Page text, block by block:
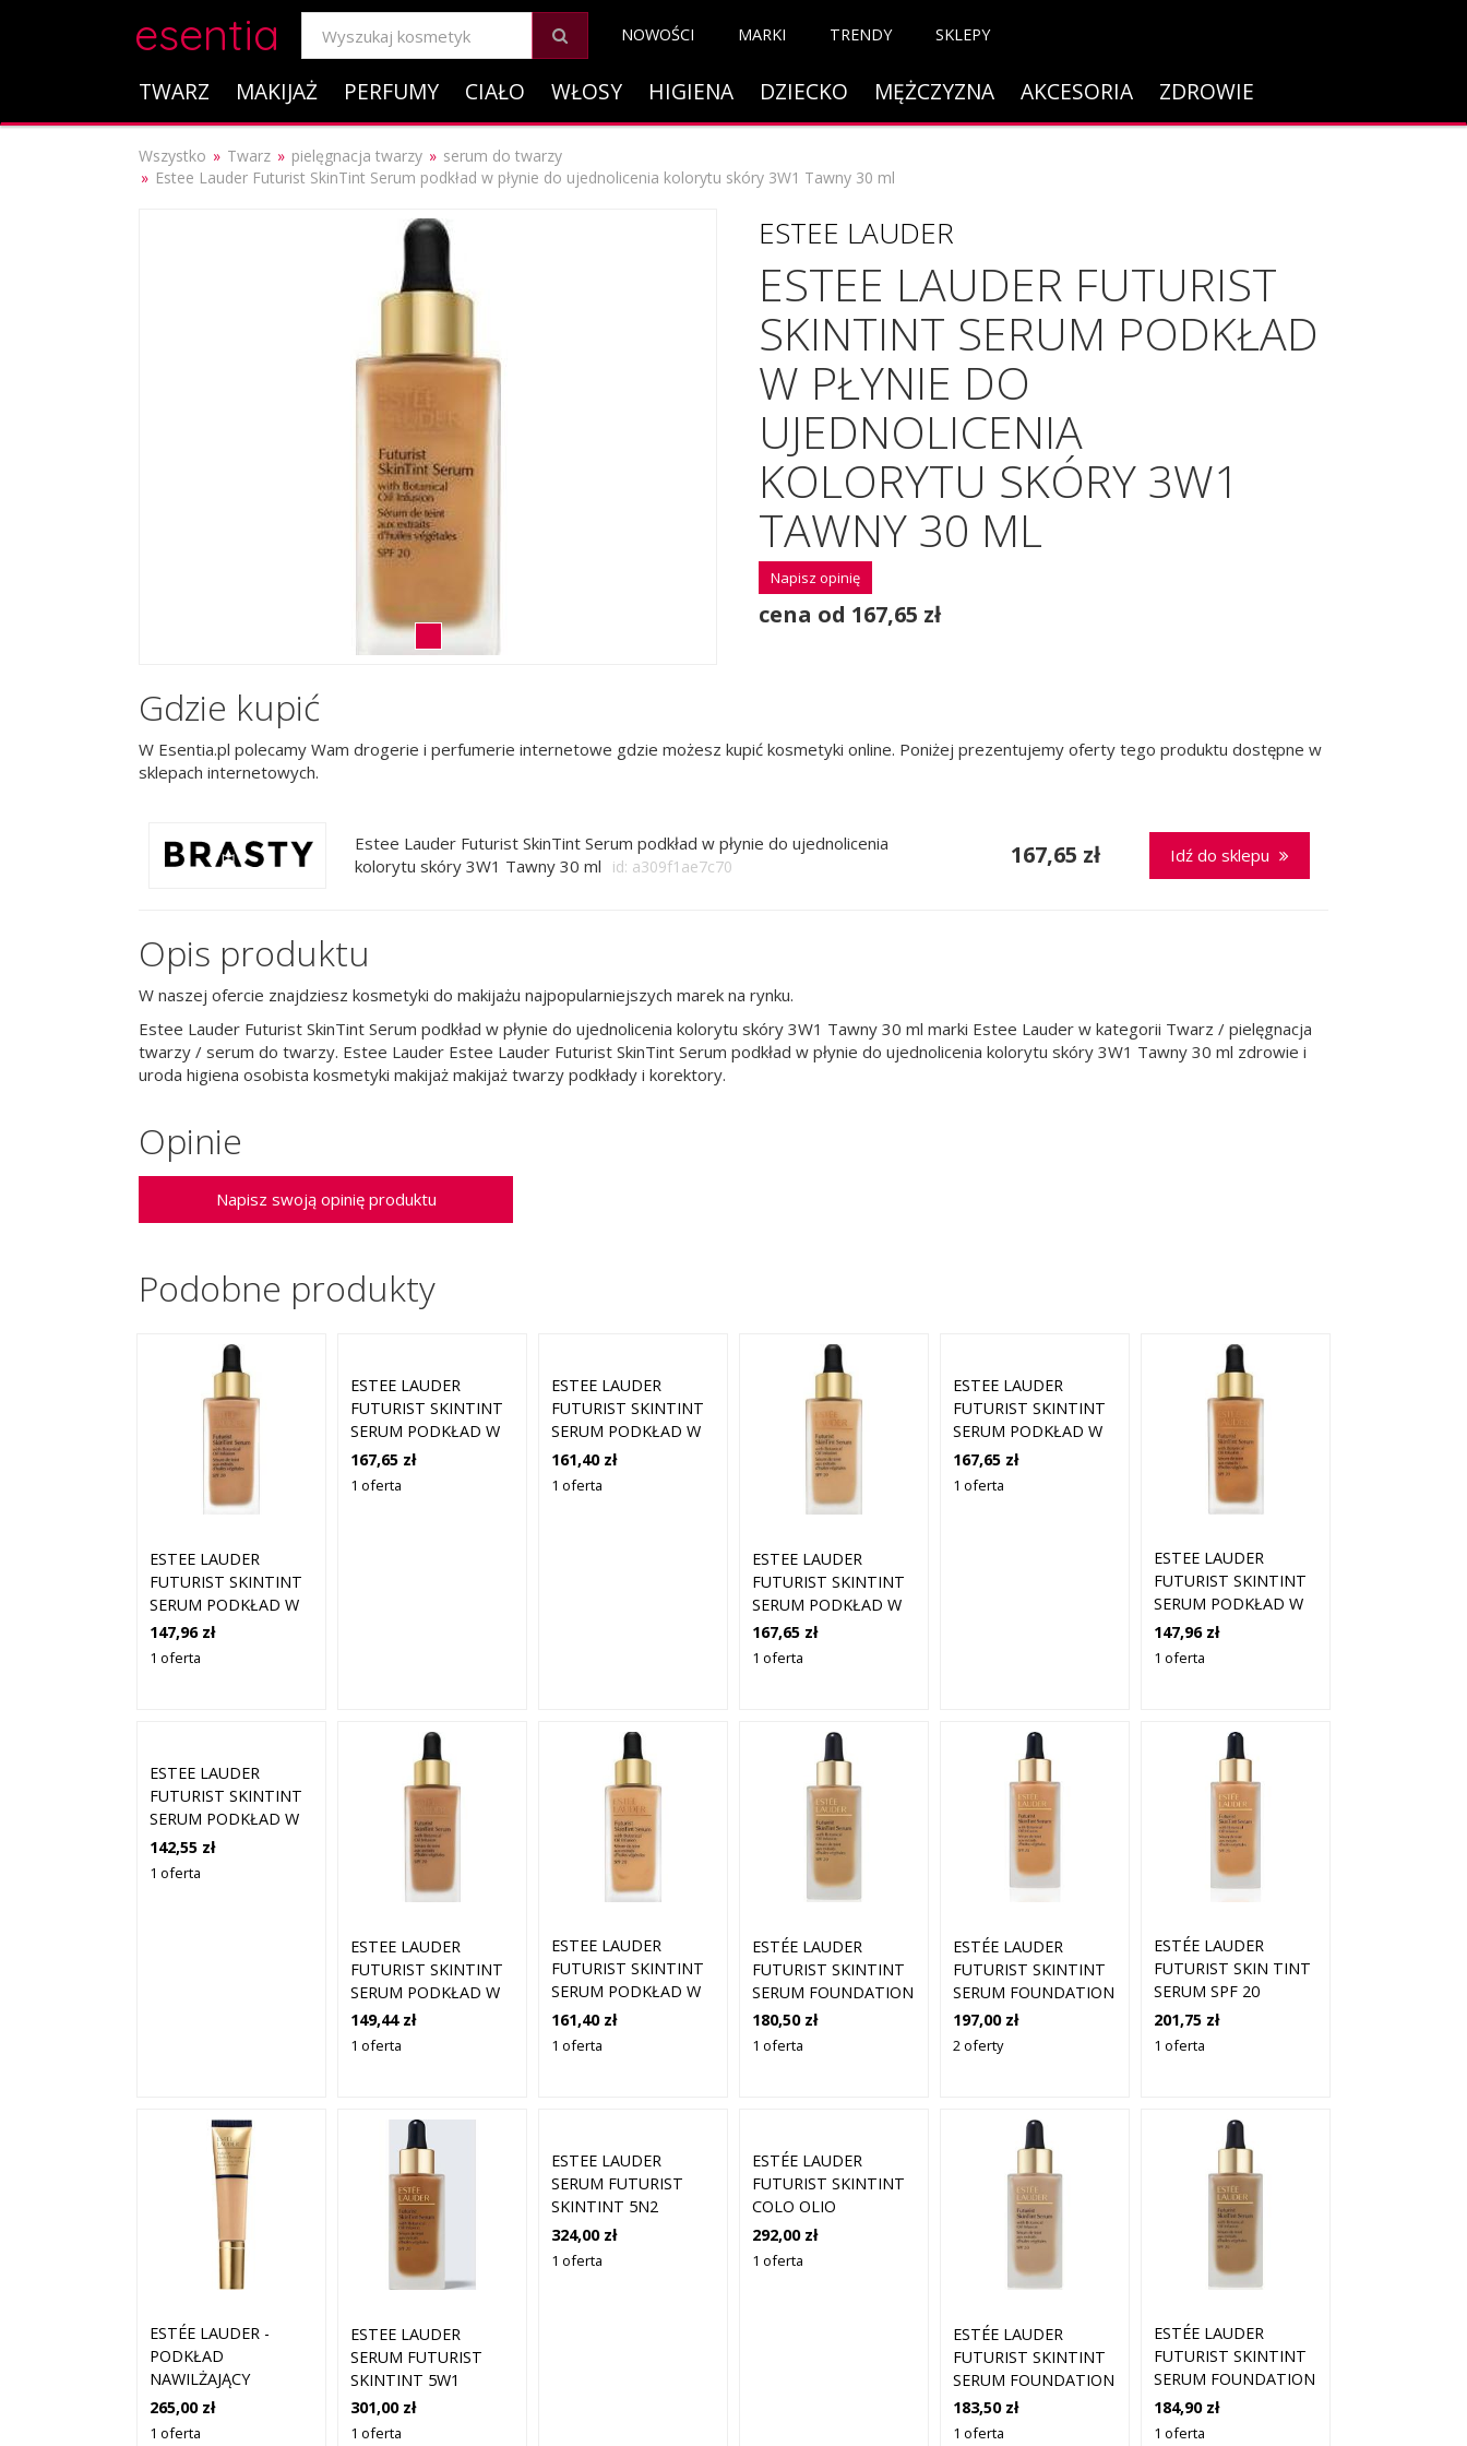
esentia NOWOŚCI MARKI TRENDY SKLEPY
TWARZ MAKIJAŻ PERFUMY CIAŁO WŁOSY HIGIENA DZIECKO MĘŻCZYZNA AKCESORIA ZDROWIE
Wszystko Twarz pielęgnacja twarzy
serum do twarzy
Estee Lauder Futurist SkinTint Serum podkład w płynie do ujednolicenia kolorytu skóry 3W1 Tawny 30 ml
ESTEE LAUDER
ESTEE LAUDER FUTURIST
SKINTINT SERUM PODKŁAD
W PŁYNIE DO
UJEDNOLICENIA
KOLORYTU SKÓRY 3W1
TAWNY 30 ML
Napisz opinię
cena od 167,65 zł
Gdzie kupić
W Esentia.pl polecamy Wam drogerie i perfumerie internetowe gdzie możesz kupić kosmetyki online. Poniżej prezentujemy oferty tego produktu dostępne w
sklepach internetowych.
Estee Lauder Futurist SkinTint Serum podkład w płynie do ujednolicenia
kolorytu skóry 3W1 Tawny 30 ml
id: a309f1ae7c70 167,65 zł Idź do sklepu
Opis produktu
W naszej ofercie znajdziesz kosmetyki do makijażu najpopularniejszych marek na rynku.
Estee Lauder Futurist SkinTint Serum podkład w płynie do ujednolicenia kolorytu skóry 3W1 Tawny 30 ml marki Estee Lauder w kategorii Twarz / pielęgnacja
twarzy / serum do twarzy. Estee Lauder Estee Lauder Futurist SkinTint Serum podkład w płynie do ujednolicenia kolorytu skóry 3W1 Tawny 30 ml zdrowie i
uroda higiena osobista kosmetyki makijaż makijaż twarzy podkłady i korektory.
Opinie
Napisz swoją opinię produktu
Podobne produkty
ESTEE LAUDER
FUTURIST SKINTINT
SERUM PODKŁAD W
PŁYNIE DO
UJEDNOLICENIA
147,96 zł
1 oferta
ESTEE LAUDER
FUTURIST SKINTINT
SERUM PODKŁAD W
PŁYNIE DO
UJEDNOLICENIA
167,65 zł
1 oferta
ESTEE LAUDER
FUTURIST SKINTINT
SERUM PODKŁAD W
PŁYNIE DO
UJEDNOLICENIA
161,40 zł
1 oferta
ESTEE LAUDER
FUTURIST SKINTINT
SERUM PODKŁAD W
PŁYNIE DO
UJEDNOLICENIA
167,65 zł
1 oferta
ESTEE LAUDER
FUTURIST SKINTINT
SERUM PODKŁAD W
PŁYNIE DO
UJEDNOLICENIA
167,65 zł
1 oferta
ESTEE LAUDER
FUTURIST SKINTINT
SERUM PODKŁAD W
PŁYNIE DO
UJEDNOLICENIA
147,96 zł
1 oferta
ESTEE LAUDER
FUTURIST SKINTINT
SERUM PODKŁAD W
PŁYNIE DO
UJEDNOLICENIA
142,55 zł
1 oferta
ESTEE LAUDER
FUTURIST SKINTINT
SERUM PODKŁAD W
PŁYNIE DO
UJEDNOLICENIA
149,44 zł
1 oferta
ESTEE LAUDER
FUTURIST SKINTINT
SERUM PODKŁAD W
PŁYNIE DO
UJEDNOLICENIA
161,40 zł
1 oferta
ESTÉE LAUDER
FUTURIST SKINTINT
SERUM FOUNDATION
WITH BOTANICAL OIL
INFUSION SPF 20
180,50 zł
1 oferta
ESTÉE LAUDER
FUTURIST SKINTINT
SERUM FOUNDATION
SPF20 3W1 TAWNY
197,00 zł
2 oferty
ESTÉE LAUDER
FUTURIST SKIN TINT
SERUM SPF 20
PODKŁADY 30 ML
3W1 - TAWNY
201,75 zł
1 oferta
ESTÉE LAUDER -
PODKŁAD
NAWILŻAJĄCY
FUTURIST HYDRA
RESCUE -
265,00 zł
1 oferta
ESTEE LAUDER
SERUM FUTURIST
SKINTINT 5W1
BRONZE 30 ML
301,00 zł
1 oferta
ESTEE LAUDER
SERUM FUTURIST
SKINTINT 5N2
HONEY AMBER 30 ML
324,00 zł
1 oferta
ESTÉE LAUDER
FUTURIST SKINTINT
COLO OLIO
BOTANICAL SPF 20
SERUM PODKŁAD SPF
292,00 zł
1 oferta
ESTÉE LAUDER
FUTURIST SKINTINT
SERUM FOUNDATION
WITH BOTANICAL OIL
INFUSION SPF 20
183,50 zł
1 oferta
ESTÉE LAUDER
FUTURIST SKINTINT
SERUM FOUNDATION
WITH BOTANICAL OIL
INFUSION SPF 20
184,90 zł
1 oferta